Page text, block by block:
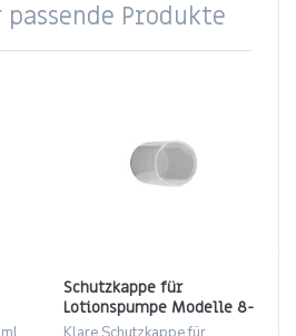
Produkte
Schutzkappe für
Lotionspumpe Modelle 8-
2311-24/410-SCH & 8-2311-